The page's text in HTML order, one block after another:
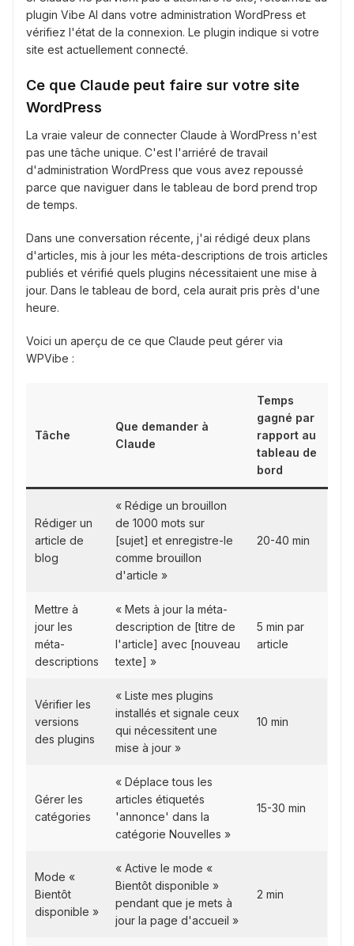
plugin Vibe AI dans votre administration WordPress et
vérifiez l'état de la connexion. Le plugin indique si votre
site est actuellement connecté.
Ce que Claude peut faire sur votre site
WordPress
La vraie valeur de connecter Claude à WordPress n'est
pas une tâche unique. C'est l'arriéré de travail
d'administration WordPress que vous avez repoussé
parce que naviguer dans le tableau de bord prend trop
de temps.
Dans une conversation récente, j'ai rédigé deux plans
d'articles, mis à jour les méta-descriptions de trois articles
publiés et vérifié quels plugins nécessitaient une mise à
jour. Dans le tableau de bord, cela aurait pris près d'une
heure.
Voici un aperçu de ce que Claude peut gérer via
WPVibe :
Tâche
Que demander à
Claude
Temps
gagné par
rapport au
tableau de
bord
Rédiger un
article de
blog
« Rédige un brouillon
de 1000 mots sur
[sujet] et enregistre-le
comme brouillon
d'article »
20-40 min
Mettre à
jour les
méta-
descriptions
« Mets à jour la méta-
description de [titre de
l'article] avec [nouveau
texte] »
5 min par
article
Vérifier les
versions
des plugins
« Liste mes plugins
installés et signale ceux
qui nécessitent une
mise à jour »
10 min
Gérer les
catégories
« Déplace tous les
articles étiquetés
'annonce' dans la
catégorie Nouvelles »
15-30 min
Mode «
Bientôt
disponible »
« Active le mode «
Bientôt disponible »
pendant que je mets à
jour la page d'accueil »
2 min